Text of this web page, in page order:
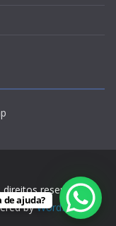
direitos reservados.
byWordPress.
de ajuda?